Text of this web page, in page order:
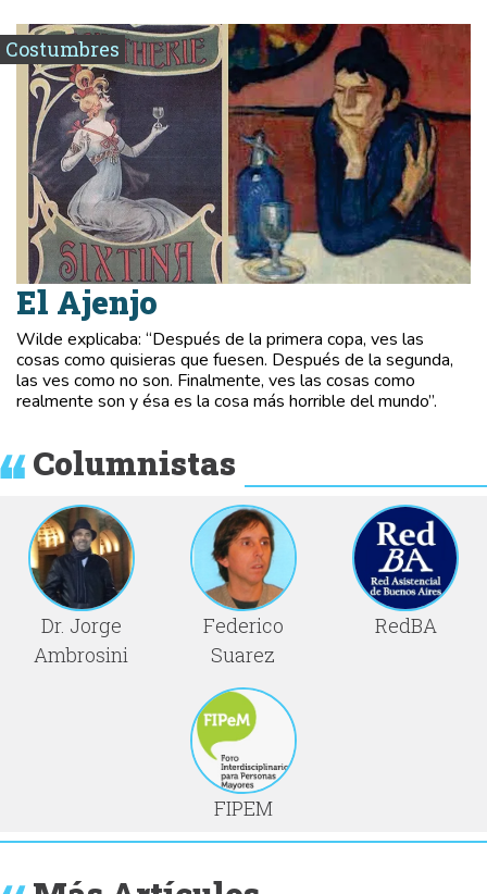
Costumbres
El Ajenjo
Wilde explicaba: “Después de la primera copa, ves las
cosas como quisieras que fuesen. Después de la segunda,
las ves como no son. Finalmente, ves las cosas como
realmente son y ésa es la cosa más horrible del mundo”.
Columnistas
Dr. Jorge
Ambrosini
Federico
Suarez
RedBA
FIPEM